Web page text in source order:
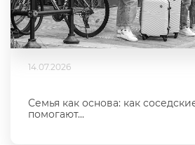
14.07.2026
Семья как основа: как
помогают...